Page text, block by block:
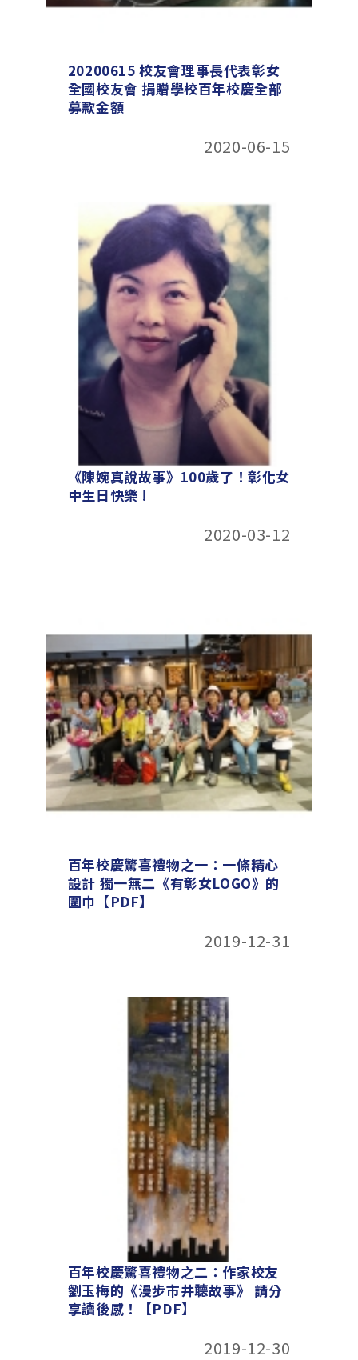
20200615 校友會理事長代表彰女
全國校友會 捐贈學校百年校慶全部
募款金額
2020-06-15
《陳婉真說故事》100歲了！彰化女
中生日快樂 !
2020-03-12
百年校慶驚喜禮物之一：一條精心
設計 獨一無二《有彰女LOGO》的
圍巾【PDF】
2019-12-31
百年校慶驚喜禮物之二：作家校友
劉玉梅的《漫步市井聼故事》 請分
享讀後感！【PDF】
2019-12-30